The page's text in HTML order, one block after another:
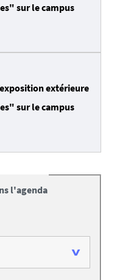
sur le campus
extérieure
sur le campus
l'agenda